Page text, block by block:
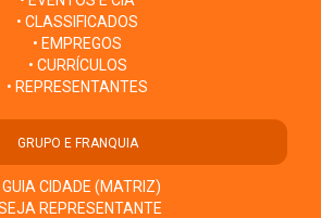
• CLASSIFICADOS
• EMPREGOS
• CURRÍCULOS
• REPRESENTANTES
GRUPO E FRANQUIA
GUIA CIDADE (MATRIZ)
REPRESENTANTE